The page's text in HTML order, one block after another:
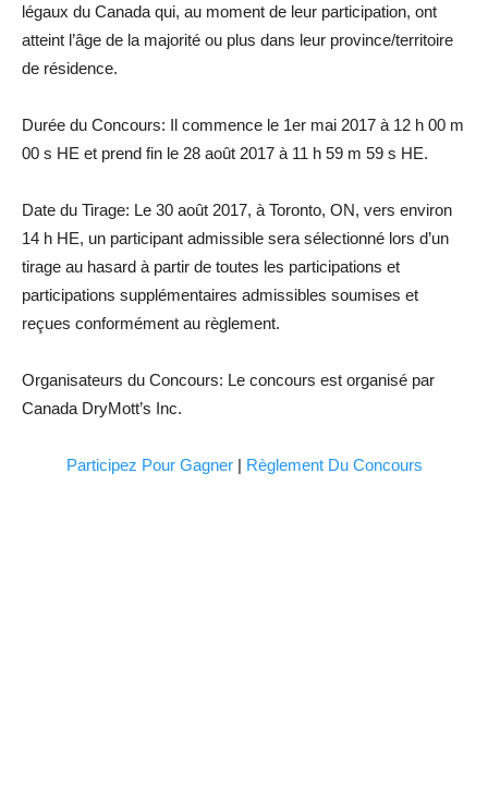
légaux du Canada qui, au moment de leur participation, ont
atteint l’âge de la majorité ou plus dans leur province/territoire
de résidence.
Durée du Concours: Il commence le 1er mai 2017 à 12 h 00 m
00 s HE et prend fin le 28 août 2017 à 11 h 59 m 59 s HE.
Date du Tirage: Le 30 août 2017, à Toronto, ON, vers environ
14 h HE, un participant admissible sera sélectionné lors d’un
tirage au hasard à partir de toutes les participations et
participations supplémentaires admissibles soumises et
reçues conformément au règlement.
Organisateurs du Concours: Le concours est organisé par
Canada DryMott’s Inc.
Participez Pour Gagner| Règlement Du Concours